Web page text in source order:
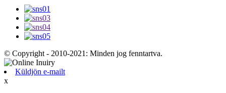
© Copyright - 2010-2021: Minden jog fenntartva.
Küldjön e-mailt
x